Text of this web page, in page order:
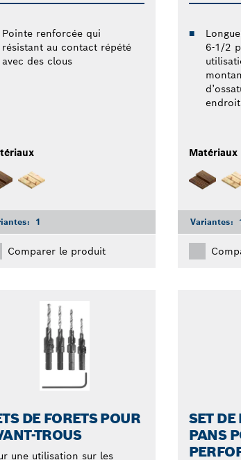
Pointe renforcée qui
résistant au contact répété
avec des clous
1
Comparer le produit
6-1/2
Matériaux
Variantes:
DE FORETS POUR
TROUS
une utilisation sur les
SET DE
PANS